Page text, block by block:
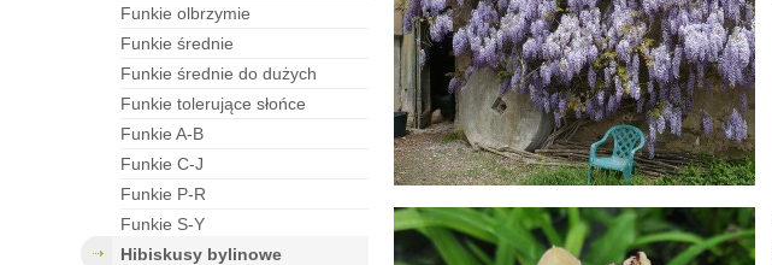
funkie olbrzymie
funkie średnie
funkie średnie do dużych
funkie tolerujące słońce
funkie A-B
funkie C-J
funkie P-R
funkie S-Y
hibiskusy bylinowe